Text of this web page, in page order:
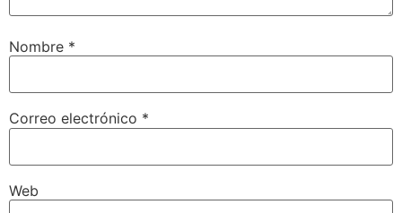
Nombre *
Correo electrónico *
Web